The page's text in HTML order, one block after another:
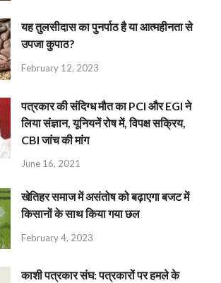
यह तुलसीदास का पुनर्पाठ है या आत्महीनता से
उपजा कुपाठ?
February 12, 2023
पत्रकार की संदिग्ध मौत का PCI और EGI ने
लिया संज्ञान, यूनियनें रोष में, विपक्ष सक्रिय,
CBI जांच की मांग
June 16, 2021
खेतिहर समाज में असंतोष को बढ़ाएगा बजट में
किसानों के साथ किया गया छल
February 4, 2023
काशी पत्रकार संघ: पत्रकारों पर हमले के